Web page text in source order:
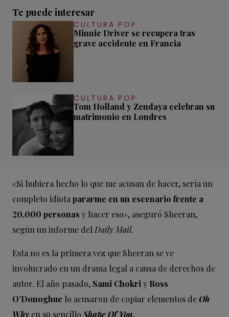
Te puede interesar
CULTURA POP
Minnie Driver se recupera tras
grave accidente en Francia
CULTURA POP
Tom Holland y Zendaya celebran su
matrimonio en Londres
«Si hubiera hecho lo que me acusan de hacer, sería un
completo idiota pararme en un escenario frente a
20,000 personas y hacer eso», aseguró Sheeran,
según un informe del Daily Mail.
Esta no es la primera vez que Sheeran se ve
involucrado en un drama legal a causa de derechos de
autor. El año pasado, Sami Chokri y Ross
O’Donoghue lo acusaron de copiar elementos deOh
Why en su sencillo Shape Of You.